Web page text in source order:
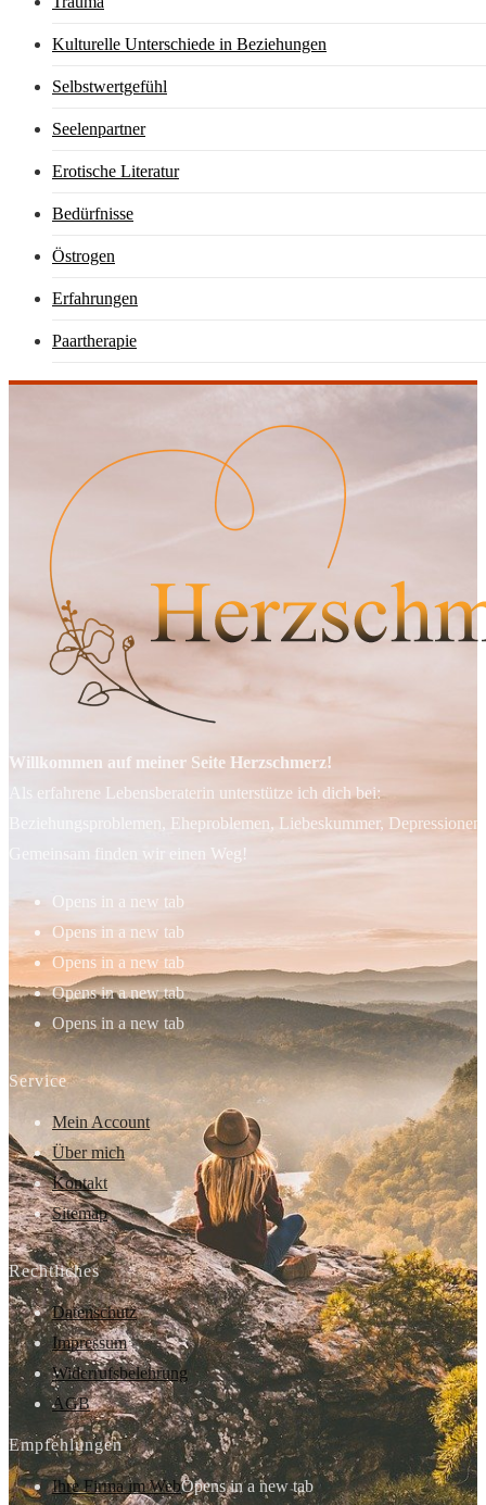
Kulturelle Unterschiede in Beziehungen
Selbstwertgefühl
Seelenpartner
Erotische Literatur
Bedürfnisse
Östrogen
Erfahrungen
Paartherapie
Willkommen auf meiner Seite Herzschmerz!
Als erfahrene Lebensberaterin unterstütze ich dich bei:
Beziehungsproblemen, Eheproblemen, Liebeskummer,
Gemeinsam finden wir einen Weg!
Opens in a new tab
Opens in a new tab
Opens in a new tab
Opens in a new tab
Opens in a new tab
Service
Mein Account
Über mich
Kontakt
Sitemap
Rechtliches
Datenschutz
Impressum
Widerrufsbelehrung
AGB
Empfehlungen
Ihre Firma im WebOpens in a new tab